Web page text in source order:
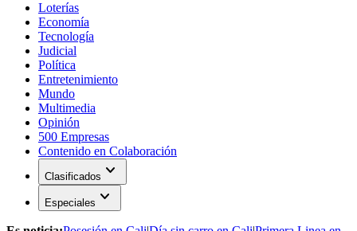
Loterías
Economía
Tecnología
Judicial
Política
Entretenimiento
Mundo
Multimedia
Opinión
500 Empresas
Contenido en Colaboración
Clasificados expand_more
Especiales expand_more